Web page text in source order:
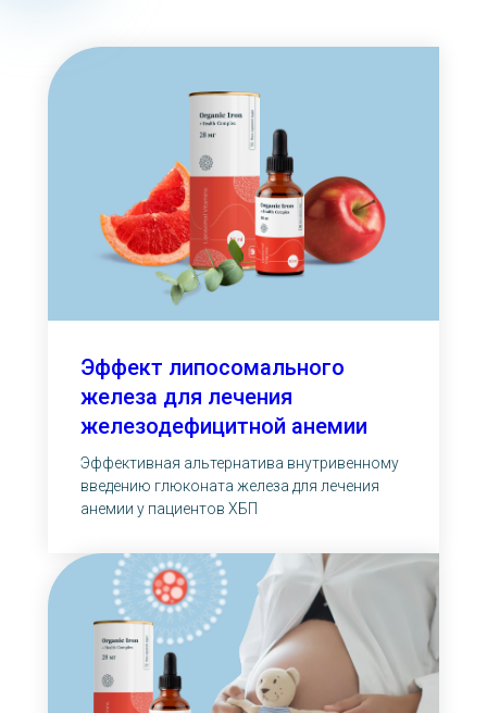
Эффект липосомального
железа для лечения
железодефицитной анемии
Эффективная альтернатива внутривенному
введению глюконата железа для лечения
анемии у пациентов ХБП